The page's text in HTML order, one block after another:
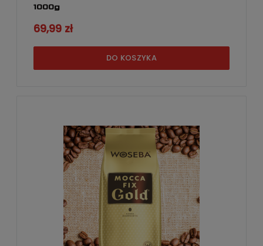
1000g
69,99 zł
DO KOSZYKA